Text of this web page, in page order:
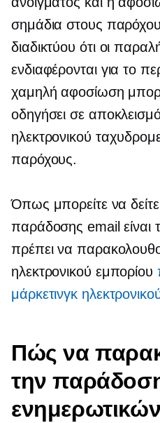
σημάδια στους
διαδικτύου ότι οι
ενδιαφέρονται για το
χαμηλή αφοσίωση
οδηγήσει σε
ηλεκτρονικού
παρόχους.
Όπως μπορείτε να
παράδοσης email
πρέπει να
ηλεκτρονικού εμπορίου
μάρκετινγκ
Πώς να
την